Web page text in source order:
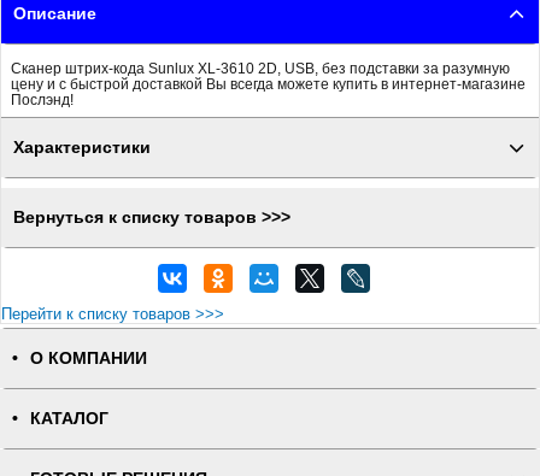
Описание
Сканер штрих-кода Sunlux XL-3610 2D, USB, без подставки за разумную
цену и с быстрой доставкой Вы всегда можете купить в интернет-магазине
Послэнд!
Характеристики
Вернуться к списку товаров >>>
Перейти к списку товаров >>>
О КОМПАНИИ
КАТАЛОГ